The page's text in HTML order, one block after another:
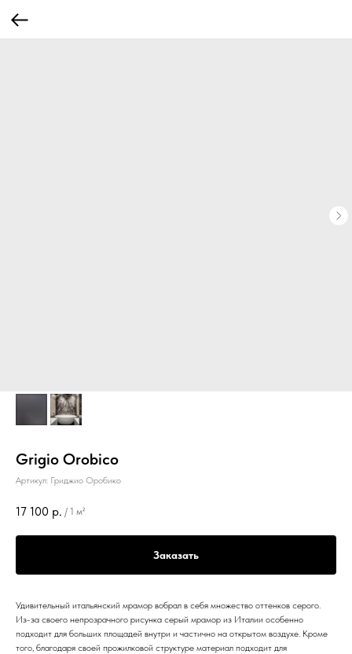
Grigio Orobico
Артикул: Гриджио Оробико
17 100 р. / 1 м²
Заказать
Удивительный итальянский мрамор вобрал в себя множество оттенков серого.
Из-за своего непрозрачного рисунка серый мрамор из Италии особенно
подходит для больших площадей внутри и частично на открытом воздухе. Кроме
того, благодаря своей прожилковой структуре материал подходит для